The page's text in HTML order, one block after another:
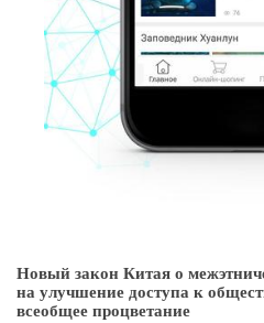
Новый закон Китая о
на улучшение доступа к
всеобщее процветание